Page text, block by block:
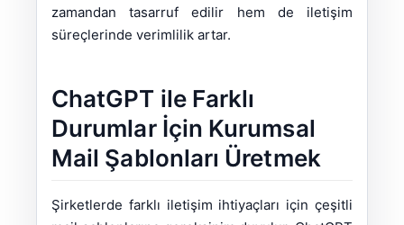
zamandan tasarruf edilir hem de iletişim
süreçlerinde verimlilik artar.
ChatGPT ile Farklı
Durumlar İçin Kurumsal
Mail Şablonları Üretmek
Şirketlerde farklı iletişim ihtiyaçları için çeşitli